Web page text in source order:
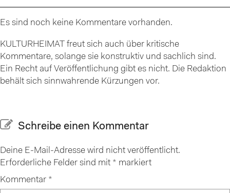
Es sind noch keine Kommentare vorhanden.
KULTURHEIMAT freut sich auch über kritische
Kommentare, solange sie konstruktiv und sachlich sind.
Ein Recht auf Veröffentlichung gibt es nicht. Die Redaktion
behält sich sinnwahrende Kürzungen vor.
Schreibe einen Kommentar
Deine E-Mail-Adresse wird nicht veröffentlicht.
Erforderliche Felder sind mit * markiert
Kommentar *